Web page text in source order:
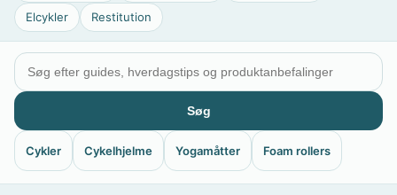
Elcykler Restitution
Søg
Cykler Cykelhjelme Yogamåtter Foam rollers